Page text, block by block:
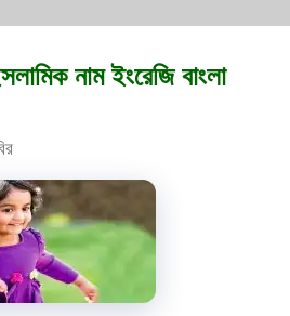
নাম ইংরেজি বাংলা